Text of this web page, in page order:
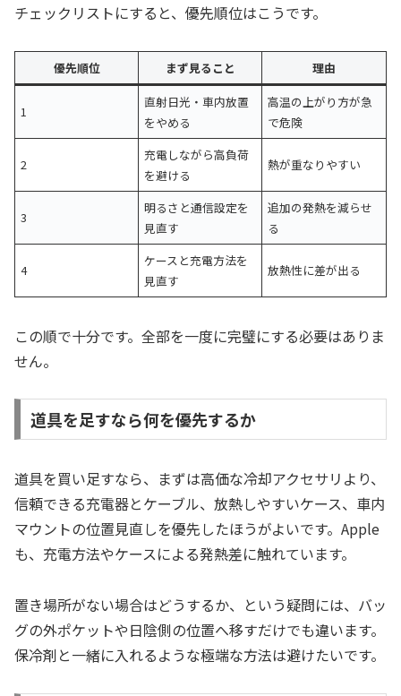
チェックリストにすると、優先順位はこうです。
優先順位 まず見ること 理由
1
直射日光・車内放置
をやめる
高温の上がり方が急
で危険
2
充電しながら高負荷
を避ける
熱が重なりやすい
3
明るさと通信設定を
見直す
追加の発熱を減らせ
る
4
ケースと充電方法を
見直す
放熱性に差が出る
この順で十分です。全部を一度に完璧にする必要はありま
せん。
道具を足すなら何を優先するか
道具を買い足すなら、まずは高価な冷却アクセサリより、
信頼できる充電器とケーブル、放熱しやすいケース、車内
マウントの位置見直しを優先したほうがよいです。Apple
も、充電方法やケースによる発熱差に触れています。
置き場所がない場合はどうするか、という疑問には、バッ
グの外ポケットや日陰側の位置へ移すだけでも違います。
保冷剤と一緒に入れるような極端な方法は避けたいです。